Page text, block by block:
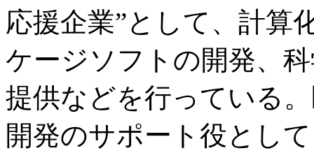
応援企業”として、計算
ケージソフトの開発、
提供などを行っている
開発のサポート役とし